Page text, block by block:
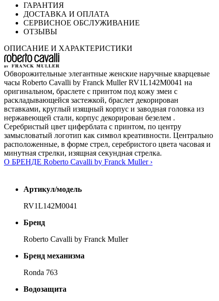
ГАРАНТИЯ
ДОСТАВКА И ОПЛАТА
СЕРВИСНОЕ ОБСЛУЖИВАНИЕ
ОТЗЫВЫ
ОПИСАНИЕ И ХАРАКТЕРИСТИКИ
Обворожительные элегантные женские наручные кварцевые
часы Roberto Cavalli by Franck Muller RV1L142M0041 на
оригинальном, браслете с принтом под кожу змеи с
раскладывающейся застежкой, браслет декорирован
вставками, круглый изящный корпус и заводная головка из
нержавеющей стали, корпус декорирован безелем .
Серебристый цвет циферблата с принтом, по центру
замысловатый логотип как символ креативности. Центрально
расположенные, в форме стрел, серебристого цвета часовая и
минутная стрелки, изящная секундная стрелка.
О БРЕНДЕ Roberto Cavalli by Franck Muller ›
Артикул/модель
RV1L142M0041
Бренд
Roberto Cavalli by Franck Muller
Бренд механизма
Ronda 763
Водозащита